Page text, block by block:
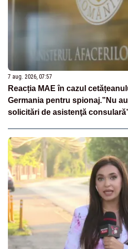
7 aug. 2026, 07:57
Reacția MAE în cazul
Germania pentru spionaj.”Nu
solicitări de asistenţă